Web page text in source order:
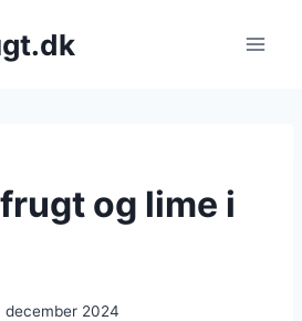
og lime i
december 2024